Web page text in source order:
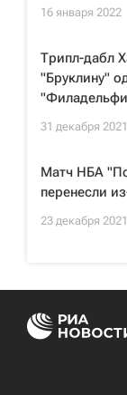
16 января 2022
Трипл-дабл
"Бруклину"
31 декабря 2021
Матч НБА
перенесли
23 декабря 2021